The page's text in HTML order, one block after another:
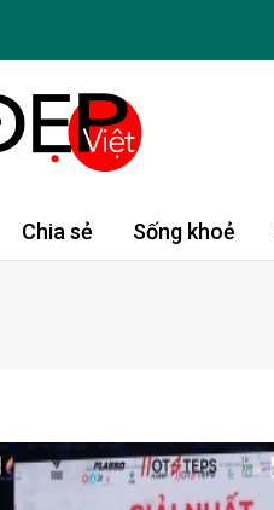
tràn động lực
thận trọng
Chia sẻ Sống khoẻ